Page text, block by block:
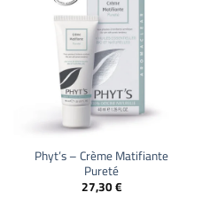
Phyt’s – Crème Matifiante
Pureté
27,30€